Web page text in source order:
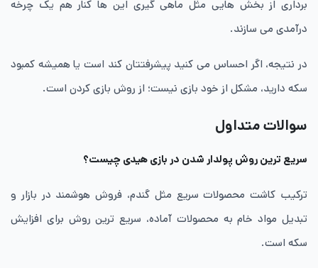
برداری از بخش هایی مثل ماهی گیری این ها کنار هم یک چرخه
درآمدی می سازند.
در نتیجه، اگر احساس می کنید پیشرفتتان کند است یا همیشه کمبود
سکه دارید، مشکل از خود بازی نیست؛ از روش بازی کردن است.
سوالات متداول
سریع ترین روش پولدار شدن در بازی هیدی چیست؟
ترکیب کاشت محصولات سریع مثل گندم، فروش هوشمند در بازار و
تبدیل مواد خام به محصولات آماده، سریع ترین روش برای افزایش
سکه است.